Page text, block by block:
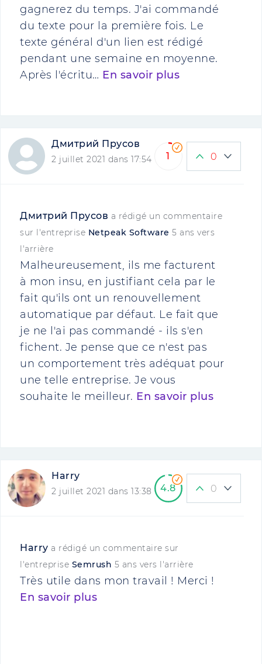
gagnerez du temps. J'ai commandé
du texte pour la première fois. Le
texte général d'un lien est rédigé
pendant une semaine en moyenne.
Après l'écritu… En savoir plus
Дмитрий Прусов
2 juillet 2021 dans 17:54 1 0
Дмитрий Прусов a rédigé un commentaire
sur l'entreprise Netpeak Software 5 ans vers
l'arrière
Malheureusement, ils me facturent
à mon insu, en justifiant cela par le
fait qu'ils ont un renouvellement
automatique par défaut. Le fait que
je ne l'ai pas commandé - ils s'en
fichent. Je pense que ce n'est pas
un comportement très adéquat pour
une telle entreprise. Je vous
souhaite le meilleur. En savoir plus
Harry
2 juillet 2021 dans 13:38 4.8 0
Harry a rédigé un commentaire sur
l'entreprise Semrush 5 ans vers l'arrière
Très utile dans mon travail ! Merci !
En savoir plus